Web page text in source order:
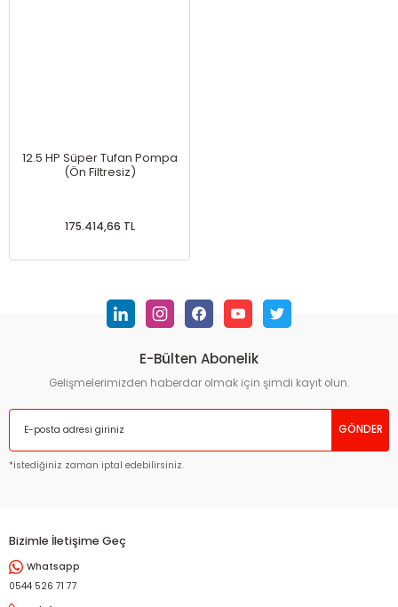
12.5 HP Süper Tufan Pompa
(Ön Filtresiz)
175.414,66 TL
E-Bülten Abonelik
Gelişmelerimizden haberdar olmak için şimdi kayıt olun.
GÖNDER
*istediğiniz zaman iptal edebilirsiniz.
Bizimle İletişime Geç
Whatsapp
0544 526 71 77